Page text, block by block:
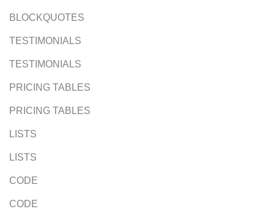
BLOCKQUOTES
TESTIMONIALS
TESTIMONIALS
PRICING TABLES
PRICING TABLES
LISTS
LISTS
CODE
CODE